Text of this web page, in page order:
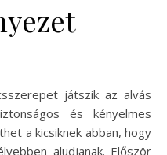
játszik az alvás
és kényelmes
a kicsiknek abban, hogy
aludjanak. Először